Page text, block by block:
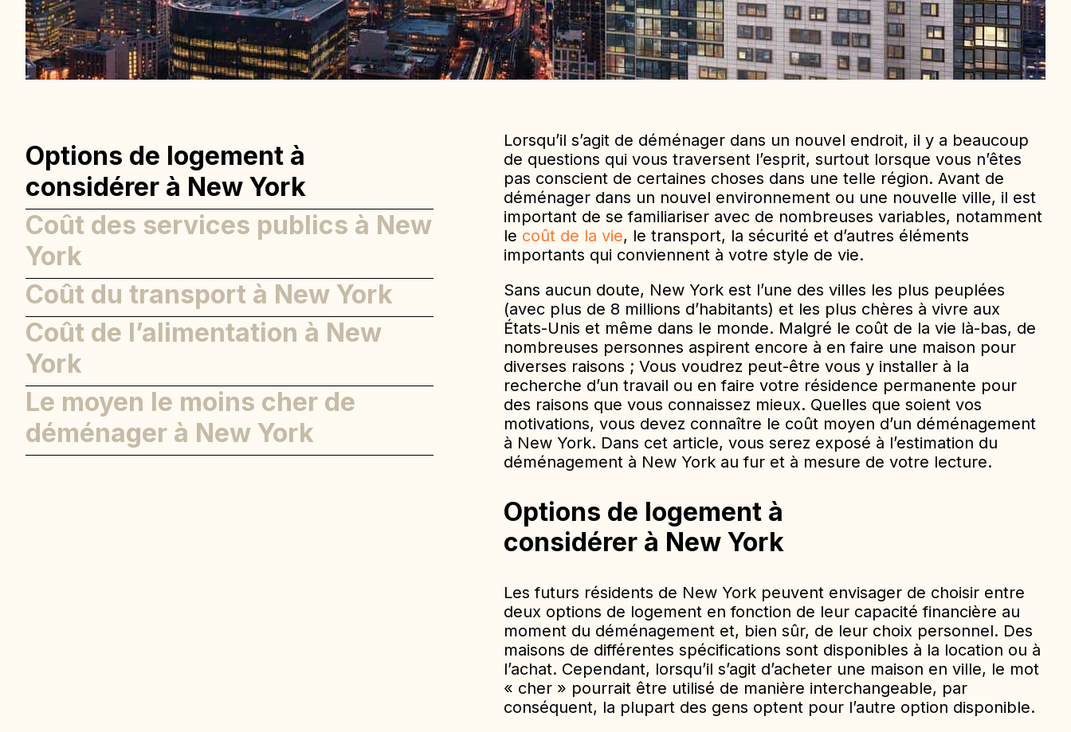
Options de logement à
considérer à New York
Coût des services publics à New
York
Coût du transport à New York
Coût de l’alimentation à New
York
Le moyen le moins cher de
déménager à New York
Lorsqu’il s’agit de déménager dans un nouvel endroit, il y a beaucoup
de questions qui vous traversent l’esprit, surtout lorsque vous n’êtes
pas conscient de certaines choses dans une telle région. Avant de
déménager dans un nouvel environnement ou une nouvelle ville, il est
important de se familiariser avec de nombreuses variables, notamment
le coût de la vie, le transport, la sécurité et d’autres éléments
importants qui conviennent à votre style de vie.
Sans aucun doute, New York est l’une des villes les plus peuplées
(avec plus de 8 millions d’habitants) et les plus chères à vivre aux
États-Unis et même dans le monde. Malgré le coût de la vie là-bas, de
nombreuses personnes aspirent encore à en faire une maison pour
diverses raisons ; Vous voudrez peut-être vous y installer à la
recherche d’un travail ou en faire votre résidence permanente pour
des raisons que vous connaissez mieux. Quelles que soient vos
motivations, vous devez connaître le coût moyen d’un déménagement
à New York. Dans cet article, vous serez exposé à l’estimation du
déménagement à New York au fur et à mesure de votre lecture.
Options de logement à
considérer à New York
Les futurs résidents de New York peuvent envisager de choisir entre
deux options de logement en fonction de leur capacité financière au
moment du déménagement et, bien sûr, de leur choix personnel. Des
maisons de différentes spécifications sont disponibles à la location ou à
l’achat. Cependant, lorsqu’il s’agit d’acheter une maison en ville, le mot
« cher » pourrait être utilisé de manière interchangeable, par
conséquent, la plupart des gens optent pour l’autre option disponible.